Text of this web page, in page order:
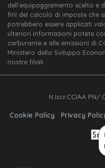
dell’equipaggiamento scelto e
fini del calcolo di imposte che
potrebbero essere applicati
ulteriori informazioni potete
carburante e alle emissioni di
Ministero dello Sviluppo
nostre filiali.
N.Iscr.CCIAA PN/
Cookie Policy Privacy